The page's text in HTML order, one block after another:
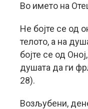
Во името на
Не бојте се од
телото, а на
бојте се од
душата да ги
28).
Возљубени,